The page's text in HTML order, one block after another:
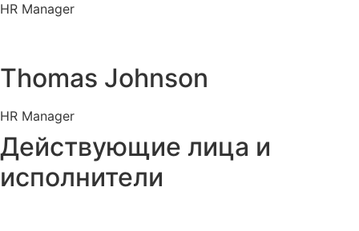
HR Manager
Thomas Johnson
HR Manager
Действующие лица и
исполнители